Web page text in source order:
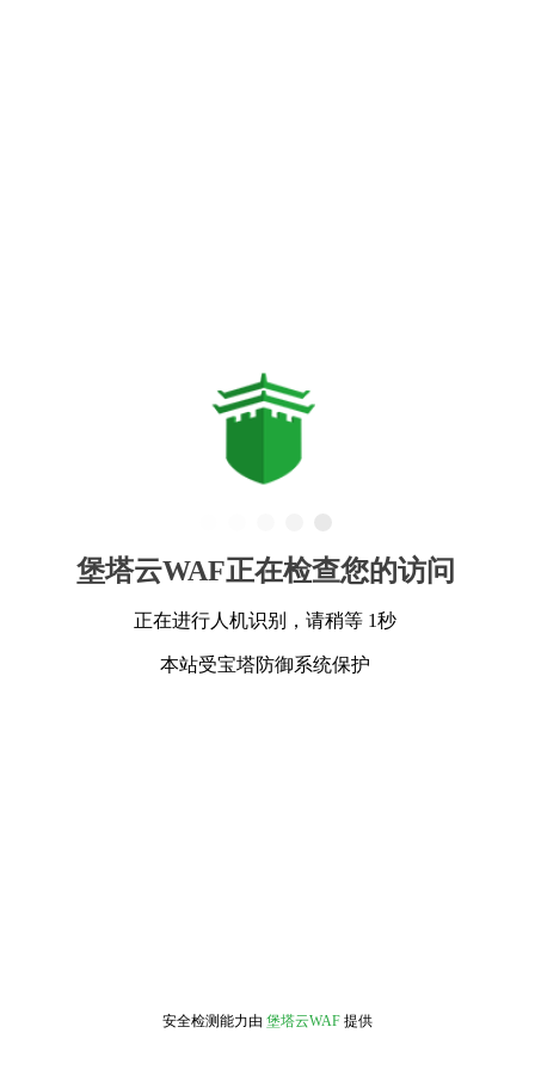
堡塔云WAF正在检查您的访问
正在进行人机识别，请稍等 1秒
本站受宝塔防御系统保护
安全检测能力由 堡塔云WAF 提供